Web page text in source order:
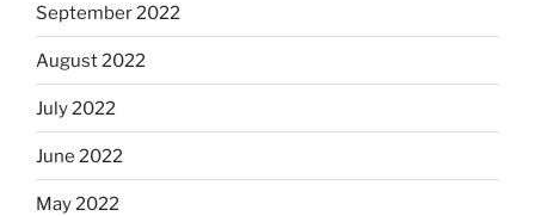
September 2022
August 2022
July 2022
June 2022
May 2022